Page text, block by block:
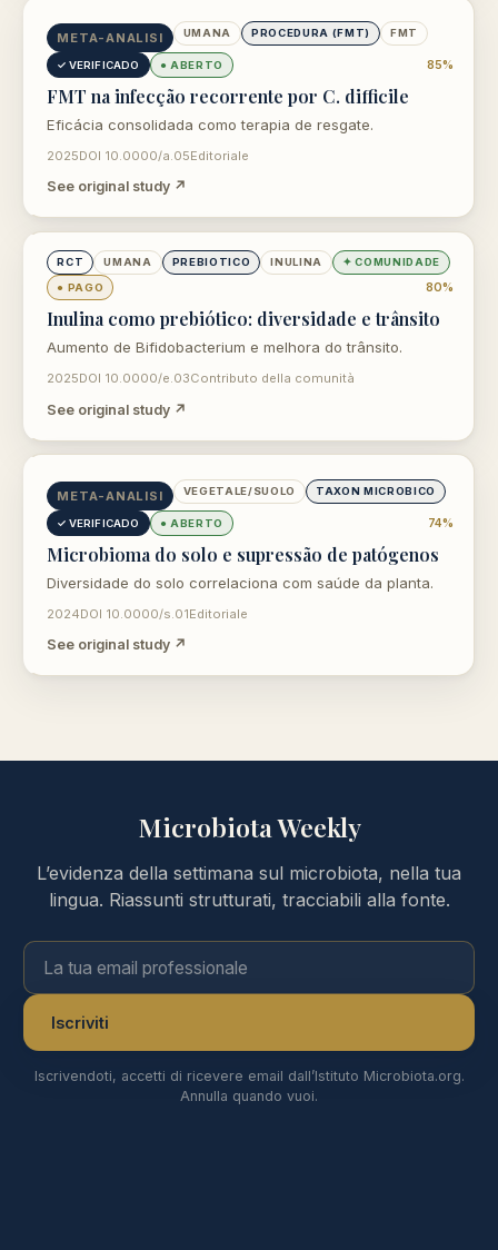
opens in new tab
META-ANALISI UMANA PROCEDURA (FMT) FMT
✓ VERIFICADO ● ABERTO 85%
FMT na infecção recorrente por C. difficile
Eficácia consolidada como terapia de resgate.
2025DOI 10.0000/a.05Editoriale
See original study ↗
opens in new tab
RCT UMANA PREBIOTICO INULINA ✦ COMUNIDADE
● PAGO 80%
Inulina como prebiótico: diversidade e trânsito
Aumento de Bifidobacterium e melhora do trânsito.
2025DOI 10.0000/e.03Contributo della comunità
See original study ↗
opens in new tab
META-ANALISI VEGETALE/SUOLO TAXON MICROBICO
✓ VERIFICADO ● ABERTO 74%
Microbioma do solo e supressão de patógenos
Diversidade do solo correlaciona com saúde da planta.
2024DOI 10.0000/s.01Editoriale
See original study ↗
Microbiota Weekly
L’evidenza della settimana sul microbiota, nella tua
lingua. Riassunti strutturati, tracciabili alla fonte.
La tua email professionale
Iscriviti
Iscrivendoti, accetti di ricevere email dall’Istituto Microbiota.org.
Annulla quando vuoi.